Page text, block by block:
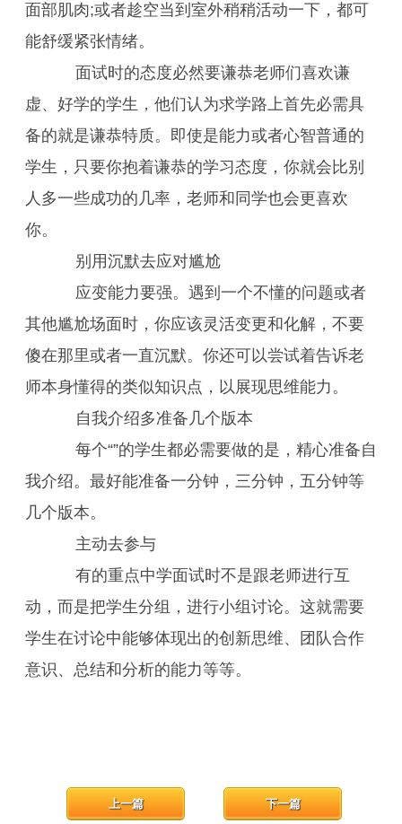
面部肌肉;或者趁空当到室外稍稍活动一下，都可
能舒缓紧张情绪。
面试时的态度必然要谦恭老师们喜欢谦
虚、好学的学生，他们认为求学路上首先必需具
备的就是谦恭特质。即使是能力或者心智普通的
学生，只要你抱着谦恭的学习态度，你就会比别
人多一些成功的几率，老师和同学也会更喜欢
你。
别用沉默去应对尴尬
应变能力要强。遇到一个不懂的问题或者
其他尴尬场面时，你应该灵活变更和化解，不要
傻在那里或者一直沉默。你还可以尝试着告诉老
师本身懂得的类似知识点，以展现思维能力。
自我介绍多准备几个版本
每个“”的学生都必需要做的是，精心准备自
我介绍。最好能准备一分钟，三分钟，五分钟等
几个版本。
主动去参与
有的重点中学面试时不是跟老师进行互
动，而是把学生分组，进行小组讨论。这就需要
学生在讨论中能够体现出的创新思维、团队合作
意识、总结和分析的能力等等。
下一篇
上一篇